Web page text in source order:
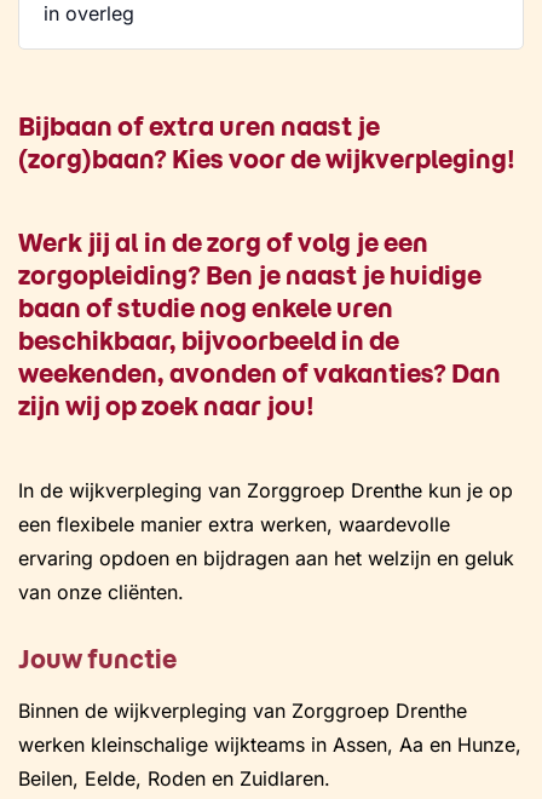
in overleg
Bijbaan of extra uren naast je
(zorg)baan? Kies voor de wijkverpleging!
Werk jij al in de zorg of volg je een
zorgopleiding? Ben je naast je huidige
baan of studie nog enkele uren
beschikbaar, bijvoorbeeld in de
weekenden, avonden of vakanties? Dan
zijn wij op zoek naar jou!
In de wijkverpleging van Zorggroep Drenthe kun je op
een flexibele manier extra werken, waardevolle
ervaring opdoen en bijdragen aan het welzijn en geluk
van onze cliënten.
Jouw functie
Binnen de wijkverpleging van Zorggroep Drenthe
werken kleinschalige wijkteams in Assen, Aa en Hunze,
Beilen, Eelde, Roden en Zuidlaren.